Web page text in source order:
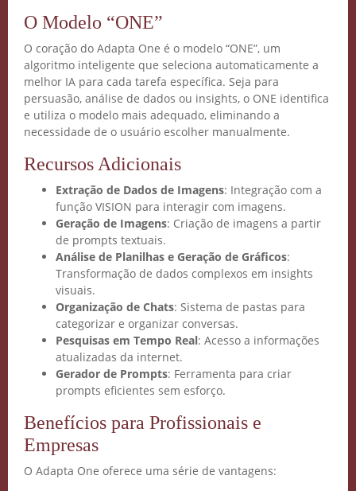
O Modelo “ONE”
O coração do Adapta One é o modelo “ONE”, um
algoritmo inteligente que seleciona automaticamente a
melhor IA para cada tarefa específica. Seja para
persuasão, análise de dados ou insights, o ONE identifica
e utiliza o modelo mais adequado, eliminando a
necessidade de o usuário escolher manualmente.
Recursos Adicionais
Extração de Dados de Imagens: Integração com a
função VISION para interagir com imagens.
Geração de Imagens: Criação de imagens a partir
de prompts textuais.
Análise de Planilhas e Geração de Gráficos:
Transformação de dados complexos em insights
visuais.
Organização de Chats: Sistema de pastas para
categorizar e organizar conversas.
Pesquisas em Tempo Real: Acesso a informações
atualizadas da internet.
Gerador de Prompts: Ferramenta para criar
prompts eficientes sem esforço.
Benefícios para Profissionais e
Empresas
O Adapta One oferece uma série de vantagens: